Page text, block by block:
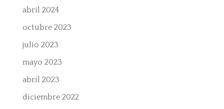
abril 2024
octubre 2023
julio 2023
mayo 2023
abril 2023
diciembre 2022